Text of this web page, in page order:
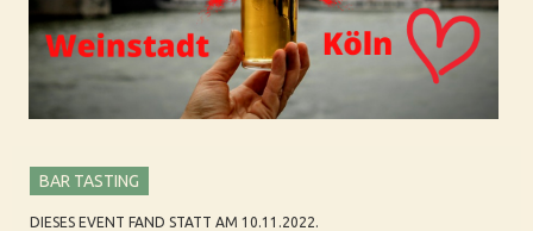
BAR TASTING
DIESES EVENT FAND STATT AM 10.11.2022.